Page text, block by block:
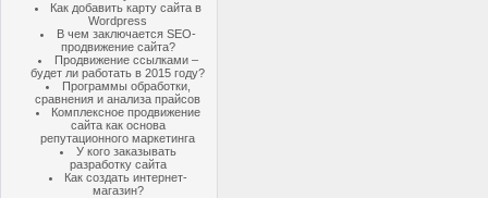
Как добавить карту сайта в
Wordpress
В чем заключается SEO-
продвижение сайта?
Продвижение ссылками –
будет ли работать в 2015 году?
Программы обработки,
сравнения и анализа прайсов
Комплексное продвижение
сайта как основа
репутационного маркетинга
У кого заказывать
разработку сайта
Как создать интернет-
магазин?